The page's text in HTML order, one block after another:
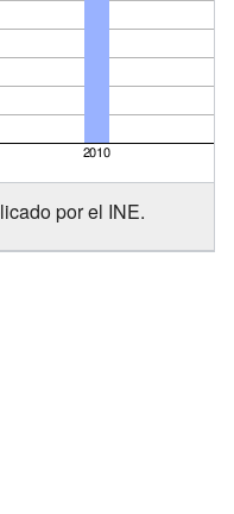
por el INE.